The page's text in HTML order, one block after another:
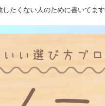
たくない人のために書いてま